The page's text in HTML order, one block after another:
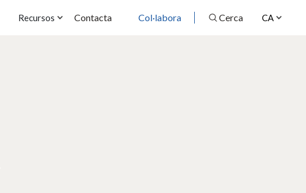
CA
Recursos Contacta Col·labora Cerca